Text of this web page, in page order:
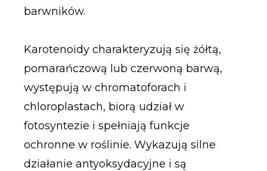
barwników.
Karotenoidy charakteryzują się żółtą,
pomarańczową lub czerwoną barwą,
występują w chromatoforach i
chloroplastach, biorą udział w
fotosyntezie i spełniają funkcje
ochronne w roślinie. Wykazują silne
działanie antyoksydacyjne i są